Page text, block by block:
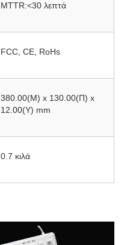
MTTR:<30 λεπτά
FCC, CE, RoHs
380.00(Μ) x 130.00(Π) x
12.00(Υ) mm
0.7 κιλά